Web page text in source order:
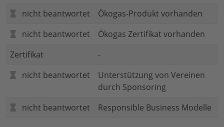
nicht beantwortet
Ökogas-Produkt vorhanden
nicht beantwortet
Ökogas Zertifikat vorhanden
Zertifikat
-
nicht beantwortet
Unterstützung von Vereinen
durch Sponsoring
nicht beantwortet
Responsible Business Modelle